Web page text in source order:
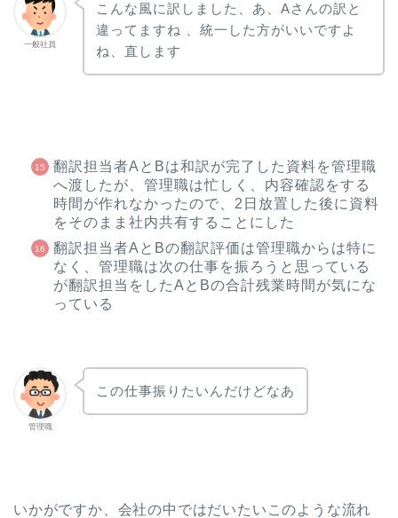
一般社員
こんな風に訳しました、あ、Aさんの訳と
違ってますね 、統一した方がいいですよ
ね、直します
翻訳担当者AとBは和訳が完了した資料を管理職
へ渡したが、管理職は忙しく、内容確認をする
時間が作れなかったので、2日放置した後に資料
をそのまま社内共有することにした
翻訳担当者AとBの翻訳評価は管理職からは特に
なく、管理職は次の仕事を振ろうと思っている
が翻訳担当をしたAとBの合計残業時間が気にな
っている
管理職
この仕事振りたいんだけどなあ
いかがですか、会社の中ではだいたいこのような流れ